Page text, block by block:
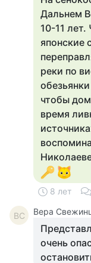
Дальнем
10-11
японские
реки по
чтобы
время
8 лет
ВС Вера
очень